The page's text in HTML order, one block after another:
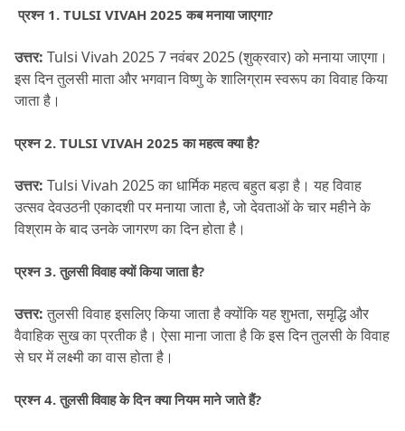
प्रश्न 1. TULSI VIVAH 2025 कब मनाया जाएगा?
उत्तर: Tulsi Vivah 2025 7 नवंबर 2025 (शुक्रवार) को मनाया जाएगा।
इस दिन तुलसी माता और भगवान विष्णु के शालिग्राम स्वरूप का विवाह किया
जाता है।
प्रश्न 2. TULSI VIVAH 2025 का महत्व क्या है?
उत्तर: Tulsi Vivah 2025 का धार्मिक महत्व बहुत बड़ा है। यह विवाह
उत्सव देवउठनी एकादशी पर मनाया जाता है, जो देवताओं के चार महीने के
विश्राम के बाद उनके जागरण का दिन होता है।
प्रश्न 3. तुलसी विवाह क्यों किया जाता है?
उत्तर: तुलसी विवाह इसलिए किया जाता है क्योंकि यह शुभता, समृद्धि और
वैवाहिक सुख का प्रतीक है। ऐसा माना जाता है कि इस दिन तुलसी के विवाह
से घर में लक्ष्मी का वास होता है।
प्रश्न 4. तुलसी विवाह के दिन क्या नियम माने जाते हैं?